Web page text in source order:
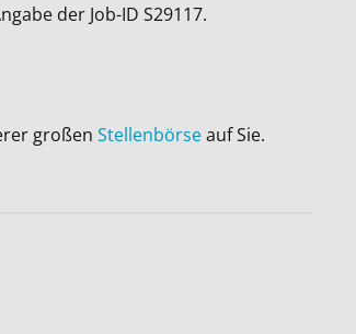
der Job-ID S29117.
großen Stellenbörseauf Sie.